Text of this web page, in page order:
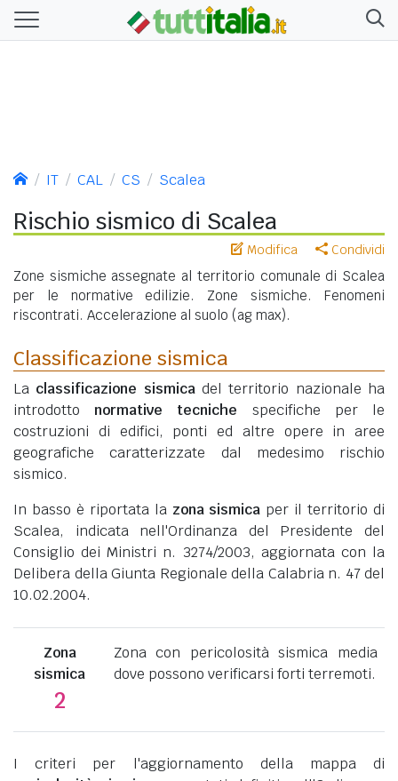
IT CAL CS Scalea
Rischio sismico di Scalea
Modifica Condividi
Zone sismiche assegnate al territorio comunale di Scalea
per le normative edilizie. Zone sismiche. Fenomeni
riscontrati. Accelerazione al suolo (ag max).
Classificazione sismica
La classificazione sismicadel territorio nazionale ha
introdotto normative tecniche specifiche per le
costruzioni di edifici, ponti ed altre opere in aree
geografiche caratterizzate dal medesimo rischio
sismico.
In basso è riportata la zona sismica per il territorio di
Scalea, indicata nell'Ordinanza del Presidente del
Consiglio dei Ministri n. 3274/2003, aggiornata con la
Delibera della Giunta Regionale della Calabria n. 47 del
10.02.2004.
Zona
sismica
2
Zona con pericolosità sismica media
dove possono verificarsi forti terremoti.
I criteri per l'aggiornamento della mappa di